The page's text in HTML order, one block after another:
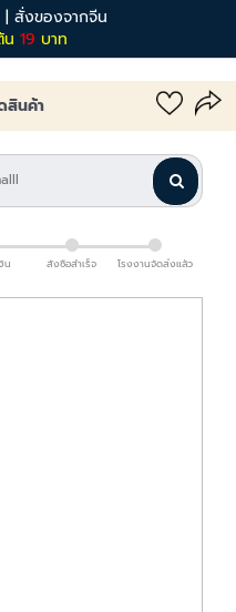
| สั่งของจากจีน
น 19 บาท
สินค้า
น สั่งซื้อสำเร็จ โรงงานจัดส่งแล้ว